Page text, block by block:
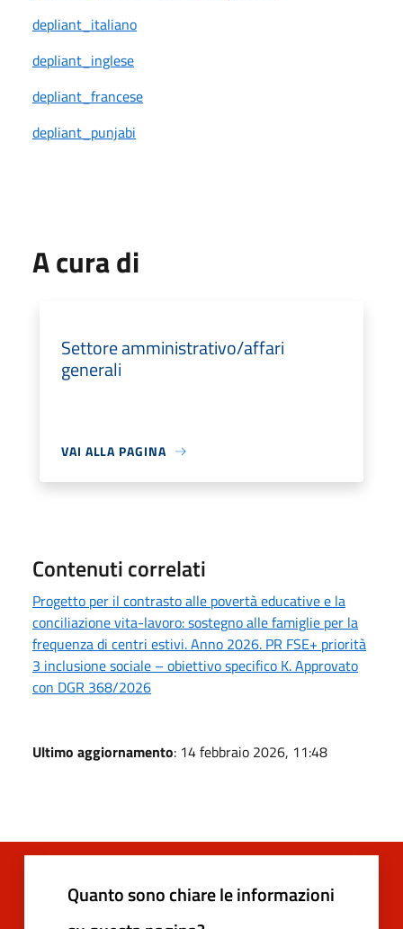
depliant_italiano
depliant_inglese
depliant_francese
depliant_punjabi
A cura di
Settore amministrativo/affari
generali
VAI ALLA PAGINA
Contenuti correlati
Progetto per il contrasto alle povertà educative e la
conciliazione vita-lavoro: sostegno alle famiglie per la
frequenza di centri estivi. Anno 2026. PR FSE+ priorità
3 inclusione sociale – obiettivo specifico K. Approvato
con DGR 368/2026
Ultimo aggiornamento: 14 febbraio 2026, 11:48
Quanto sono chiare le informazioni